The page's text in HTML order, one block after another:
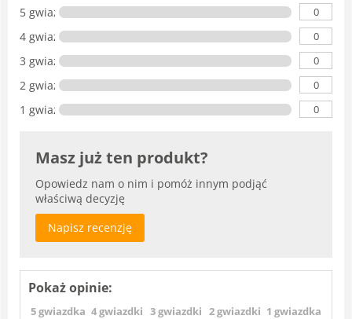
5 gwiazdka 0
4 gwiazdki 0
3 gwiazdki 0
2 gwiazdki 0
1 gwiazdka 0
Masz już ten produkt?
Opowiedz nam o nim i pomóż innym podjąć
właściwą decyzję
Napisz recenzję
Pokaż opinie:
5 gwiazdka 4 gwiazdki 3 gwiazdki 2 gwiazdki 1 gwiazdka